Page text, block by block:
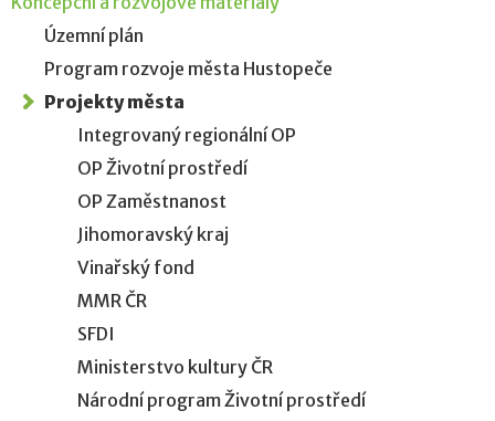
Územní plán
Program rozvoje města Hustopeče
Projekty města
Integrovaný regionální OP
OP Životní prostředí
OP Zaměstnanost
Jihomoravský kraj
Vinařský fond
MMR ČR
SFDI
Ministerstvo kultury ČR
Národní program Životní prostředí